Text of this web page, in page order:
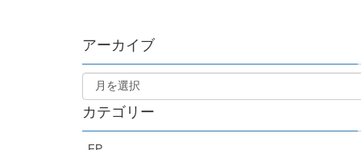
アーカイブ
カテゴリー